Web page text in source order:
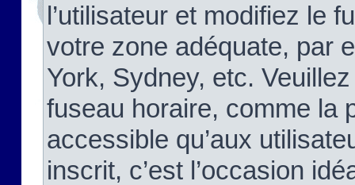
l’utilisateur et modifiez le
votre zone adéquate, par
York, Sydney, etc.
fuseau horaire, comme la
accessible qu’aux
inscrit, c’est l’occasion